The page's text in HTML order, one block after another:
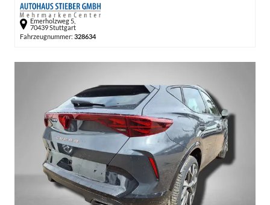
Emerholzweg 5,
70439 Stuttgart
Fahrzeugnummer: 328634